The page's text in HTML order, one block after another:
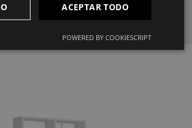
independiente.
ACEPTAR TODO
POWERED BY COOKIESCRIPT